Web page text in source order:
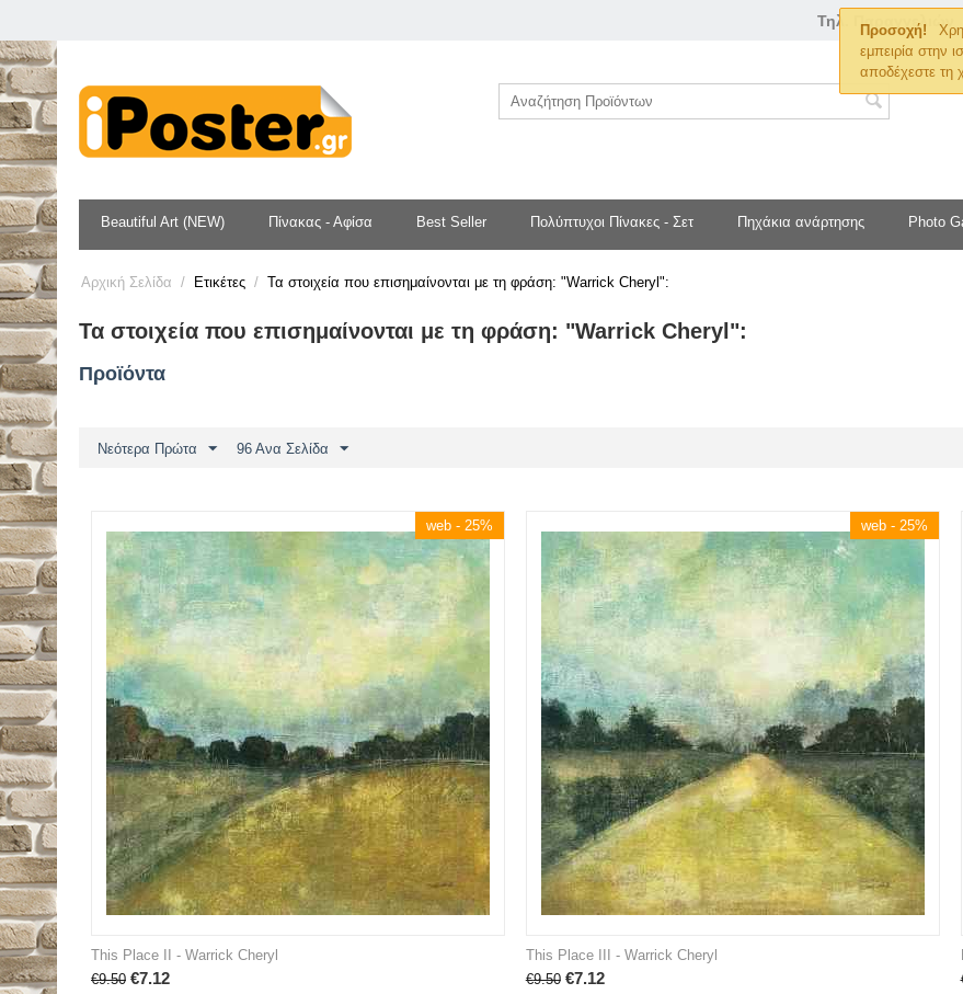
Προσοχή!
εμπειρία στην
αποδέχεστε τη
Τηλ. Παραγγελιών
Beautiful Art (NEW) Πίνακας - Αφίσα Best Seller Πολύπτυχοι Πίνακες - Σετ Πηχάκια ανάρτησης Photo
Αρχική Σελίδα / Ετικέτες / Τα στοιχεία που επισημαίνονται με τη φράση: "Warrick Cheryl":
Τα στοιχεία που επισημαίνονται με τη φράση: "Warrick Cheryl":
Προϊόντα
Νεότερα Πρώτα 96 Ανα Σελίδα
web - 25%
This Place II - Warrick Cheryl
€9.50 €7.12
web - 25%
This Place III - Warrick Cheryl
€9.50 €7.12